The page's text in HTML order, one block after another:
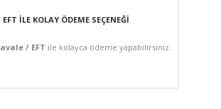
İLE KOLAY ÖDEME SEÇENEĞİ
/ EFT ile kolayca ödeme yapabilirsiniz.